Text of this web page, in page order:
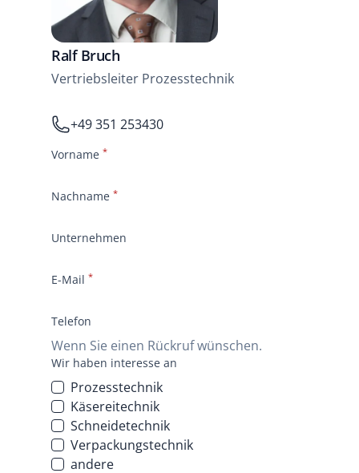
Ralf Bruch
Vertriebsleiter Prozesstechnik
Reception
+49 351 253430
Vorname*
Nachname*
Unternehmen
E-Mail*
Telefon
Wir haben interesse an
Prozesstechnik
Käsereitechnik
Schneidetechnik
Verpackungstechnik
andere